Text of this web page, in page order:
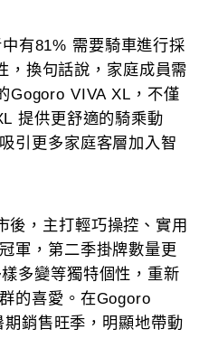
中有81% 需要騎車進行採
，換句話說，家庭成員需
Gogoro VIVA XL，不僅
提供更舒適的騎乘動
引更多家庭客層加入智
後，主打輕巧操控、實用
軍，第二季掛牌數量更
多變等獨特個性，重新
的喜愛。在Gogoro
銷售旺季，明顯地帶動